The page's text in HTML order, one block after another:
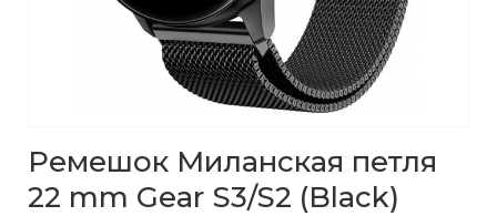
Ремешок Миланская петля
22 mm Gear S3/S2 (Black)